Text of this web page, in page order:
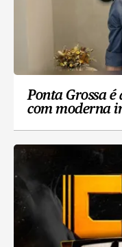
Ponta Grossa é
com moderna